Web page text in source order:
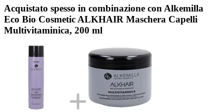
Acquistato spesso in combinazione con Alkemilla
Eco Bio Cosmetic ALKHAIR Maschera Capelli
Multivitaminica, 200 ml